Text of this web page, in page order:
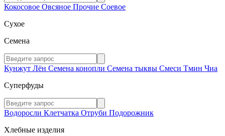
Кокосовое Овсяное Прочие Соевое
Сухое
Семена
Кунжут Лён Семена конопли Семена тыквы Смеси Тмин Чиа
Суперфуды
Водоросли Клетчатка Отруби Подорожник
Хлебные изделия